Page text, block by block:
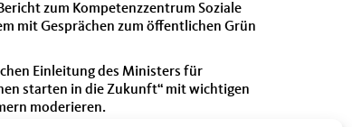
zum Kompetenzzentrum Soziale
mit Gesprächen zum öffentlichen Grün
Einleitung des Ministers für
starten in die Zukunft“ mit wichtigen
moderieren.